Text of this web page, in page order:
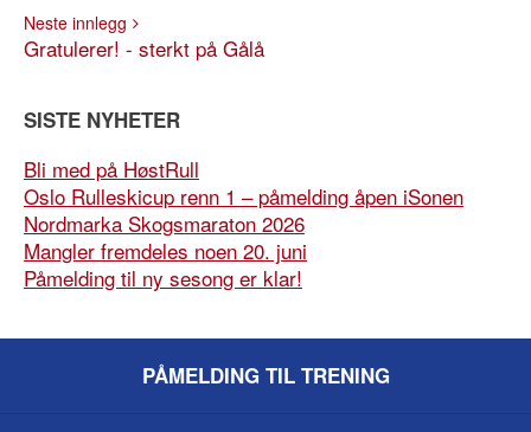
Neste innlegg
Gratulerer! - sterkt på Gålå
SISTE NYHETER
Bli med på HøstRull
Oslo Rulleskicup renn 1 – påmelding åpen iSonen
Nordmarka Skogsmaraton 2026
Mangler fremdeles noen 20. juni
Påmelding til ny sesong er klar!
PÅMELDING TIL TRENING